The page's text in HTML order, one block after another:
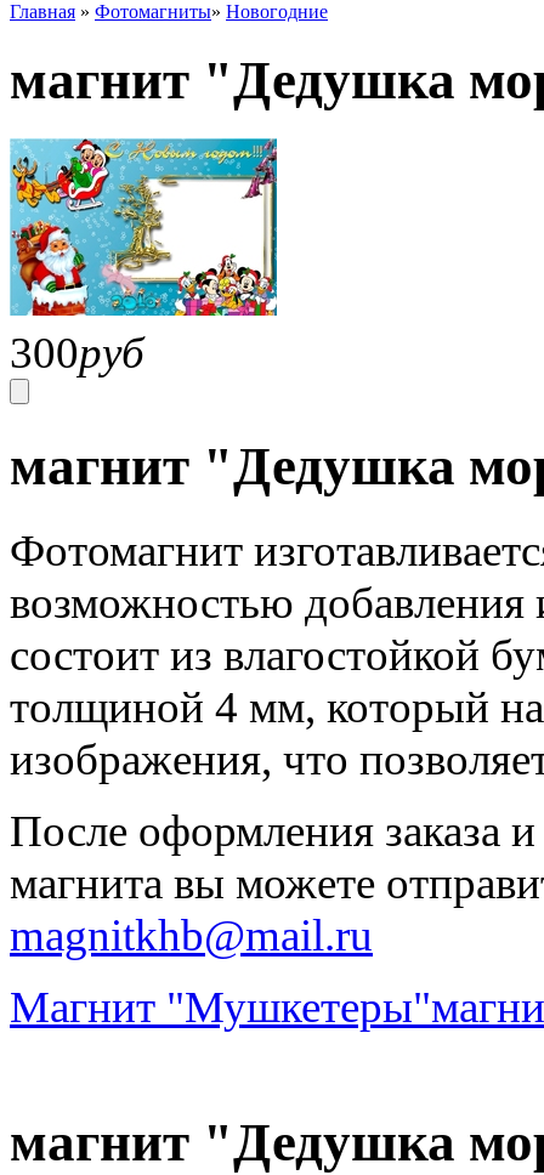
Главная » Фотомагниты» Новогодние
магнит "Дедушка
300руб
магнит "Дедушка
Фотомагнит
возможностью
состоит из влагостойкой
толщиной 4 мм, который
изображения, что
После оформления заказа
магнита вы можете
magnitkhb@mail.ru
Магнит "Мушкетеры"
магнит "Дедушка